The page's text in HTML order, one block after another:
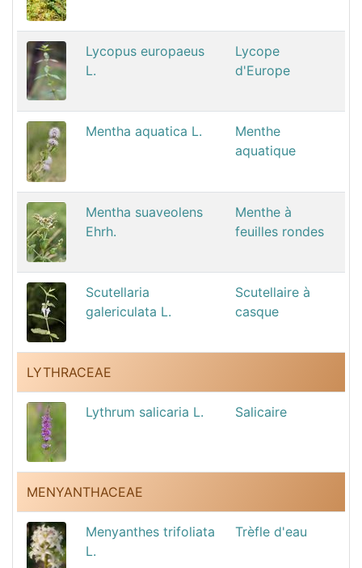
Lycopus europaeus
L.
Lycope
d'Europe
Mentha aquatica L.
Menthe
aquatique
Mentha suaveolens
Ehrh.
Menthe à
feuilles rondes
Scutellaria
galericulata L.
Scutellaire à
casque
LYTHRACEAE
Lythrum salicaria L. Salicaire
MENYANTHACEAE
Menyanthes trifoliata
L.
Trèfle d'eau